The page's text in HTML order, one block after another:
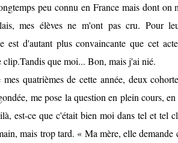
peu connu en France mais dont
mes élèves ne m'ont pas cru. Pour
est d'autant plus convaincante que cet
clip.Tandis que moi... Bon, mais j'ai nié.
quatrièmes de cette année, deux
me pose la question en plein cours,
est-ce que c'était bien moi dans tel et tel
mais trop tard. « Ma mère, elle